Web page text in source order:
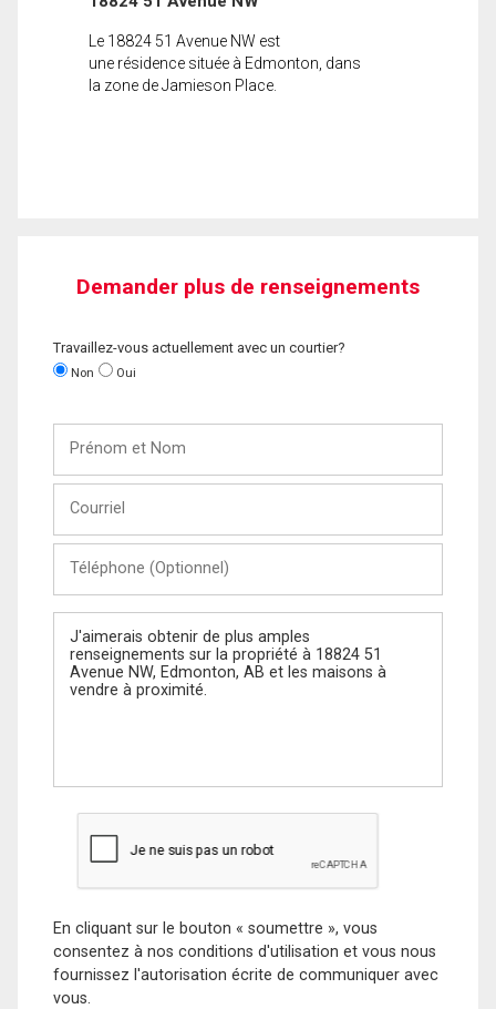
Le 18824 51 Avenue NW est
une résidence située à Edmonton, dans
la zone de Jamieson Place.
Demander plus de renseignements
Travaillez-vous actuellement avec un courtier?
Non Oui
Nom
(Optionnel)
Message
En cliquant sur le bouton « soumettre », vous
consentez à nos conditions d'utilisation et vous nous
fournissez l'autorisation écrite de communiquer avec
vous.